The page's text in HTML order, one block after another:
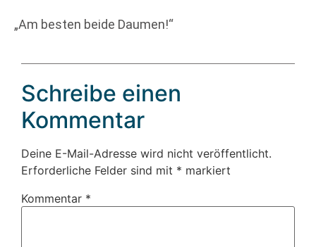
„Am besten beide Daumen!“
Schreibe einen
Kommentar
Deine E-Mail-Adresse wird nicht veröffentlicht.
Erforderliche Felder sind mit * markiert
Kommentar *